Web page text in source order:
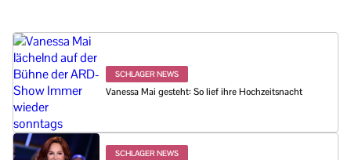
SCHLAGER NEWS
Vanessa Mai gesteht: So lief ihre Hochzeitsnacht
SCHLAGER NEWS